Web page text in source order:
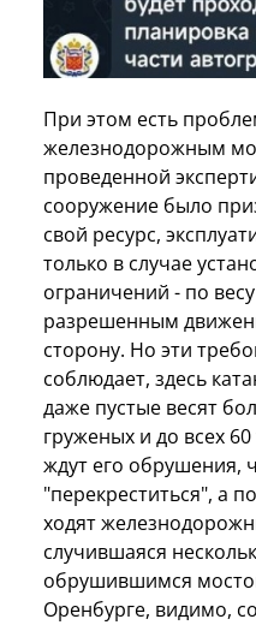
При этом есть
железнодорожным
проведенной
сооружение было
свой ресурс,
только в случае
ограничений - по
разрешенным
сторону. Но эти
соблюдает, здесь
даже пустые весят
груженых и до всех
ждут его обрушения,
"перекреститься", а
ходят
случившаяся
обрушившимся
Оренбурге, видимо,